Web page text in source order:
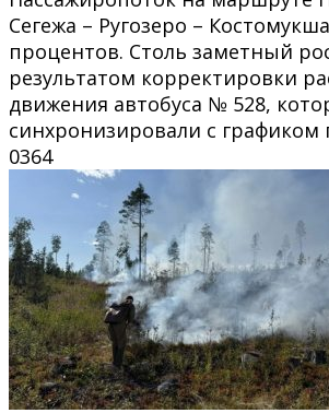
Сегежа – Ругозеро –
процентов. Столь заметный
результатом корректировки
движения автобуса № 528,
синхронизировали с графиком
0364